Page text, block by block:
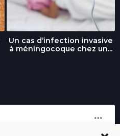
Un cas d’infection invasive
à méningocoque chez un...